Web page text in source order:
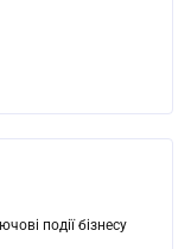
події бізнесу